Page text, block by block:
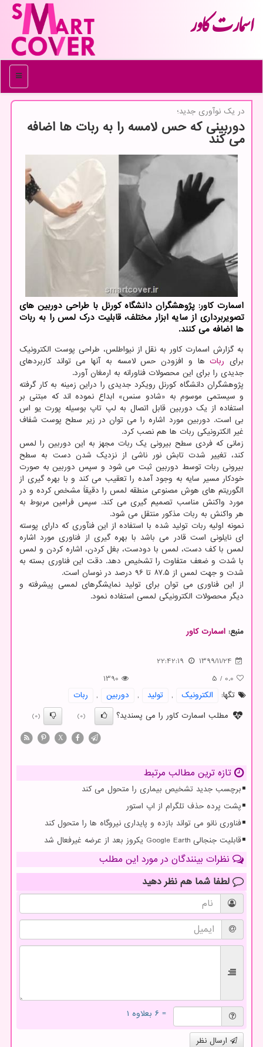
اسمارت كاور
منو
در یك نوآوری جدید؛
دوربینی كه حس لامسه را به ربات ها اضافه
می كند
اسمارت کاور: پژوهشگران دانشگاه کورنل با طراحی دوربین های
تصویربرداری از سایه ابزار مختلف، قابلیت درک لمس را به ربات
ها اضافه می کنند.
به گزارش اسمارت کاور به نقل از نیواطلس، طراحی پوست الکترونیک
برای ربات ها و افزودن حس لامسه به آنها می تواند کاربردهای
جدیدی را برای این محصولات فناورانه به ارمغان آورد.
پژوهشگران دانشگاه کورنل رویکرد جدیدی را دراین زمینه به کار گرفته
و سیستمی موسوم به «شادو سنس» ابداع نموده اند که مبتنی بر
استفاده از یک دوربین قابل اتصال به لپ تاپ بوسیله پورت یو اس
بی است. دوربین مورد اشاره را می توان در زیر سطح پوست شفاف
غیر الکترونیکی ربات ها هم نصب کرد.
زمانی که فردی سطح بیرونی یک ربات مجهز به این دوربین را لمس
کند، تغییر شدت تابش نور ناشی از نزدیک شدن دست به سطح
بیرونی ربات توسط دوربین ثبت می شود و سپس دوربین به صورت
خودکار مسیر سایه به وجود آمده را تعقیب می کند و با بهره گیری از
الگوریتم های هوش مصنوعی منطقه لمس را دقیقاً مشخص کرده و در
مورد واکنش مناسب تصمیم گیری می کند. سپس فرامین مربوط به
هر واکنش به ربات مذکور منتقل می شود.
نمونه اولیه ربات تولید شده با استفاده از این فنآوری که دارای پوسته
ای نایلونی است قادر می باشد با بهره گیری از فناوری مورد اشاره
لمس با کف دست، لمس با دودست، بغل کردن، اشاره کردن و لمس
با شدت و ضعف متفاوت را تشخیص دهد. دقت این فناوری بسته به
شدت و جهت لمس از ۸۷.۵ تا ۹۶ درصد در نوسان است.
از این فناوری می توان برای تولید نمایشگرهای لمسی پیشرفته و
دیگر محصولات الکترونیکی لمسی استفاده نمود.
منبع: اسمارت كاور
1399/11/24
22:42:19
0.0
/
5
1390
تگها:
الكترونیك , تولید , دوربین ,
ربات
مطلب اسمارت کاور را می پسندید؟
(0)
(0)
X
تازه ترین مطالب مرتبط
برچسب جدید تشخیص بیماری را متحول می کند
پشت پرده حذف تلگرام از اپ استور
فناوری نانو می تواند بازده و پایداری نیروگاه ها را متحول کند
قابلیت جنجالی Google Earth یکروز بعد از عرضه غیرفعال شد
نظرات بینندگان در مورد این مطلب
لطفا شما هم نظر دهید
= ۶ بعلاوه ۱
ارسال نظر